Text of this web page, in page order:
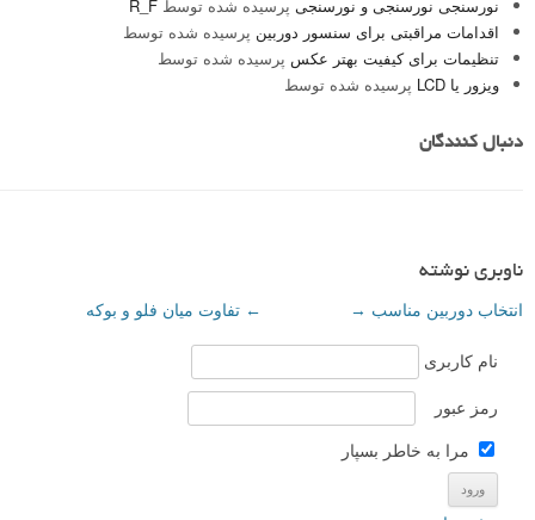
نورسنجی نورسنجی و نورسنجی پرسیده شده توسط R_F
اقدامات مراقبتی برای سنسور دوربین پرسیده شده توسط
تنظیمات برای کیفیت بهتر عکس پرسیده شده توسط
ویزور یا LCD
پرسیده شده توسط
دنبال کنندگان
ناوبری نوشته
← تفاوت میان فلو و بوکه انتخاب دوربین مناسب →
نام کاربری
رمز عبور
مرا به خاطر بسپار